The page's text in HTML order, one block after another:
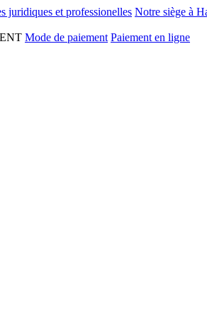
juridiques et professionelles Notre siège à
Mode de paiement Paiement en ligne